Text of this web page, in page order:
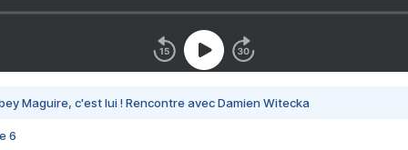
Maguire, c'est lui ! Rencontre avec Damien Witecka
6